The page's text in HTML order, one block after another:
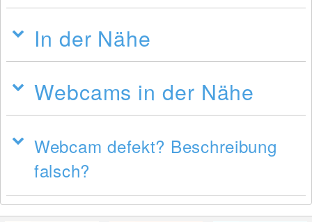
In der Nähe
Webcams in der Nähe
Webcam defekt? Beschreibung
falsch?